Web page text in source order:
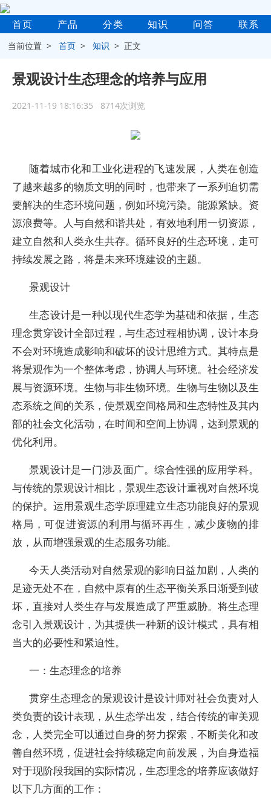
首页 产品 分类 知识 问答 联系
当前位置 >首页 >知识 > 正文
景观设计生态理念的培养与应用
2021-11-19 18:16:35 8714次浏览
随着城市化和工业化进程的飞速发展，人类在创造
了越来越多的物质文明的同时，也带来了一系列迫切需
要解决的生态环境问题，例如环境污染。能源紧缺。资
源浪费等。人与自然和谐共处，有效地利用一切资源，
建立自然和人类永生共存。循环良好的生态环境，走可
持续发展之路，将是未来环境建设的主题。
景观设计
生态设计是一种以现代生态学为基础和依据，生态
理念贯穿设计全部过程，与生态过程相协调，设计本身
不会对环境造成影响和破坏的设计思维方式。其特点是
将景观作为一个整体考虑，协调人与环境。社会经济发
展与资源环境。生物与非生物环境。生物与生物以及生
态系统之间的关系，使景观空间格局和生态特性及其内
部的社会文化活动，在时间和空间上协调，达到景观的
优化利用。
景观设计是一门涉及面广。综合性强的应用学科。
与传统的景观设计相比，景观生态设计重视对自然环境
的保护。运用景观生态学原理建立生态功能良好的景观
格局，可促进资源的利用与循环再生，减少废物的排
放，从而增强景观的生态服务功能。
今天人类活动对自然景观的影响日益加剧，人类的
足迹无处不在，自然中原有的生态平衡关系日渐受到破
坏，直接对人类生存与发展造成了严重威胁。将生态理
念引入景观设计，为其提供一种新的设计模式，具有相
当大的必要性和紧迫性。
一：生态理念的培养
贯穿生态理念的景观设计是设计师对社会负责对人
类负责的设计表现，从生态学出发，结合传统的审美观
念，人类完全可以通过自身的努力探索，不断美化和改
善自然环境，促进社会持续稳定向前发展，为自身造福
对于现阶段我国的实际情况，生态理念的培养应该做好
以下几方面的工作：